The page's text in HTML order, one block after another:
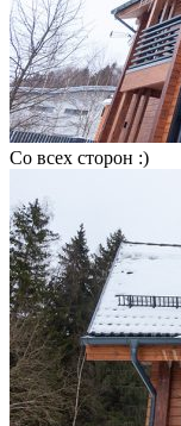
Со всех сторон :)